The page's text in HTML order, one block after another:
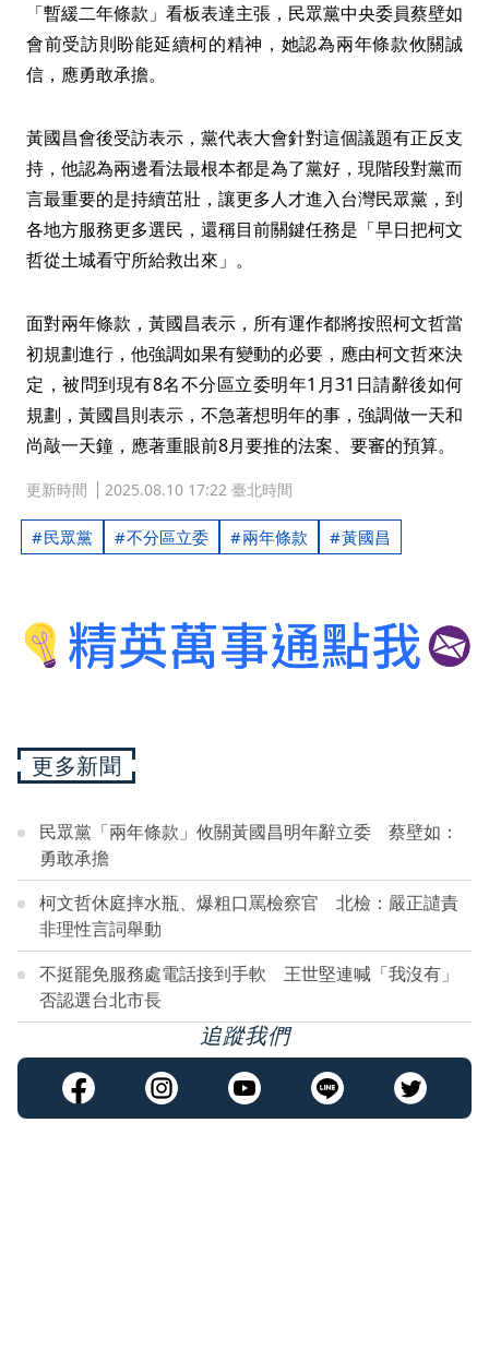
「暫緩二年條款」看板表達主張，民眾黨中央委員蔡壁如
會前受訪則盼能延續柯的精神，她認為兩年條款攸關誠
信，應勇敢承擔。
黃國昌會後受訪表示，黨代表大會針對這個議題有正反支
持，他認為兩邊看法最根本都是為了黨好，現階段對黨而
言最重要的是持續茁壯，讓更多人才進入台灣民眾黨，到
各地方服務更多選民，還稱目前關鍵任務是「早日把柯文
哲從土城看守所給救出來」。
面對兩年條款，黃國昌表示，所有運作都將按照柯文哲當
初規劃進行，他強調如果有變動的必要，應由柯文哲來決
定，被問到現有8名不分區立委明年1月31日請辭後如何
規劃，黃國昌則表示，不急著想明年的事，強調做一天和
尚敲一天鐘，應著重眼前8月要推的法案、要審的預算。
更新時間 2025.08.10 17:22 臺北時間
民眾黨 不分區立委 兩年條款 黃國昌
更多新聞
民眾黨「兩年條款」攸關黃國昌明年辭立委 蔡壁如：
勇敢承擔
柯文哲休庭摔水瓶、爆粗口罵檢察官 北檢：嚴正譴責
非理性言詞舉動
不挺罷免服務處電話接到手軟 王世堅連喊「我沒有」
否認選台北市長
追蹤我們